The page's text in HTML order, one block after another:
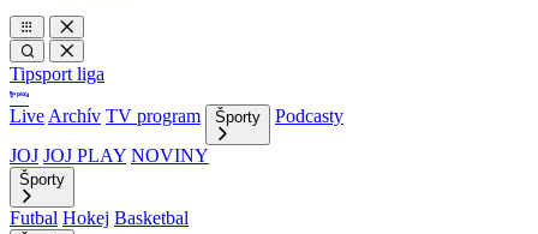
Tipsport liga
Live Archív TV program Športy
Podcasty
JOJ JOJ PLAY NOVINY
Športy
Futbal Hokej Basketbal